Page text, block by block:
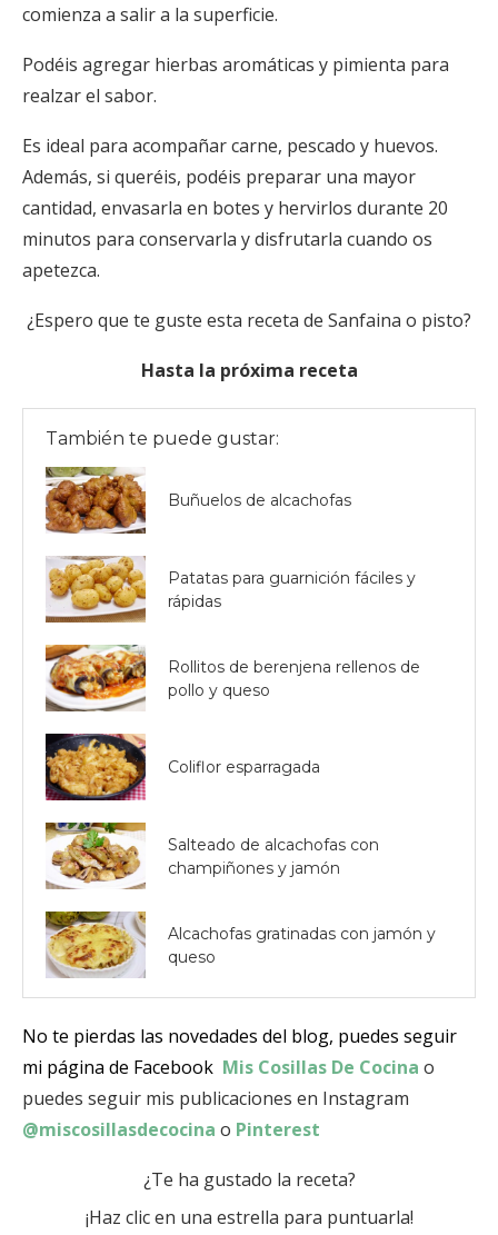
comienza a salir a la superficie.
Podéis agregar hierbas aromáticas y pimienta para
realzar el sabor.
Es ideal para acompañar carne, pescado y huevos.
Además, si queréis, podéis preparar una mayor
cantidad, envasarla en botes y hervirlos durante 20
minutos para conservarla y disfrutarla cuando os
apetezca.
¿Espero que te guste esta receta de Sanfaina o pisto?
Hasta la próxima receta
También te puede gustar:
Buñuelos de alcachofas
Patatas para guarnición fáciles y
rápidas
Rollitos de berenjena rellenos de
pollo y queso
Coliflor esparragada
Salteado de alcachofas con
champiñones y jamón
Alcachofas gratinadas con jamón y
queso
No te pierdas las novedades del blog, puedes seguir
mi página de Facebook Mis Cosillas De Cocina o
puedes seguir mis publicaciones en Instagram
@miscosillasdecocina o Pinterest
¿Te ha gustado la receta?
¡Haz clic en una estrella para puntuarla!